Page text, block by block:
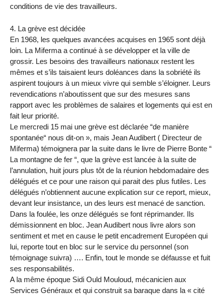
conditions de vie des travailleurs.
4. La grève est décidée
En 1968, les quelques avancées acquises en 1965 sont déjà
loin. La Miferma a continué à se développer et la ville de
grossir. Les besoins des travailleurs nationaux restent les
mêmes et s’ils taisaient leurs doléances dans la sobriété ils
aspirent toujours à un mieux vivre qui semble s’éloigner. Leurs
revendications n’aboutissent que sur des mesures sans
rapport avec les problèmes de salaires et logements qui est en
fait leur priorité.
Le mercredi 15 mai une grève est déclarée “de manière
spontanée“ nous dit-on », mais Jean Audibert ( Directeur de
Miferma) témoignera par la suite dans le livre de Pierre Bonte “
La montagne de fer “, que la grève est lancée à la suite de
l’annulation, huit jours plus tôt de la réunion hebdomadaire des
délégués et ce pour une raison qui parait des plus futiles. Les
délégués n’obtiennent aucune explication sur ce report, mieux,
devant leur insistance, un des leurs est menacé de sanction.
Dans la foulée, les onze délégués se font réprimander. Ils
démissionnent en bloc. Jean Audibert nous livre alors son
sentiment et met en cause le petit encadrement Européen qui
lui, reporte tout en bloc sur le service du personnel (son
témoignage suivra) …. Enfin, tout le monde se défausse et fuit
ses responsabilités.
A la même époque Sidi Ould Mouloud, mécanicien aux
Services Généraux et qui construit sa baraque dans la « cité